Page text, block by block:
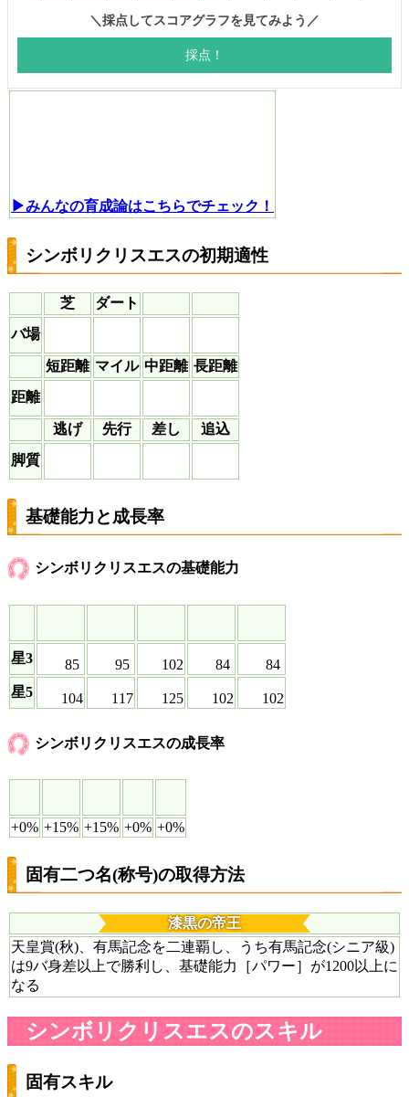
▶みんなの育成論はこちらでチェック！
シンボリクリスエスの初期適性
芝
ダート
バ場
短距離 マイル 中距離 長距離
距離
逃げ 先行 差し
追込
脚質
基礎能力と成長率
シンボリクリスエスの基礎能力
星3 85 95 102 84
84
星5
104 117 125 102 102
シンボリクリスエスの成長率
+0% +15% +15% +0% +0%
固有二つ名(称号)の取得方法
漆黒の帝王
天皇賞(秋)、有馬記念を二連覇し、うち有馬記念(シニア級)
は9バ身差以上で勝利し、基礎能力［パワー］が1200以上に
なる
シンボリクリスエスのスキル
固有スキル